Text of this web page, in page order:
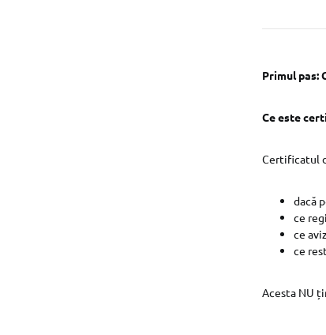
Primul pas:
Ce este
Certificatul
dacă
ce
ce
ce
Acesta NU